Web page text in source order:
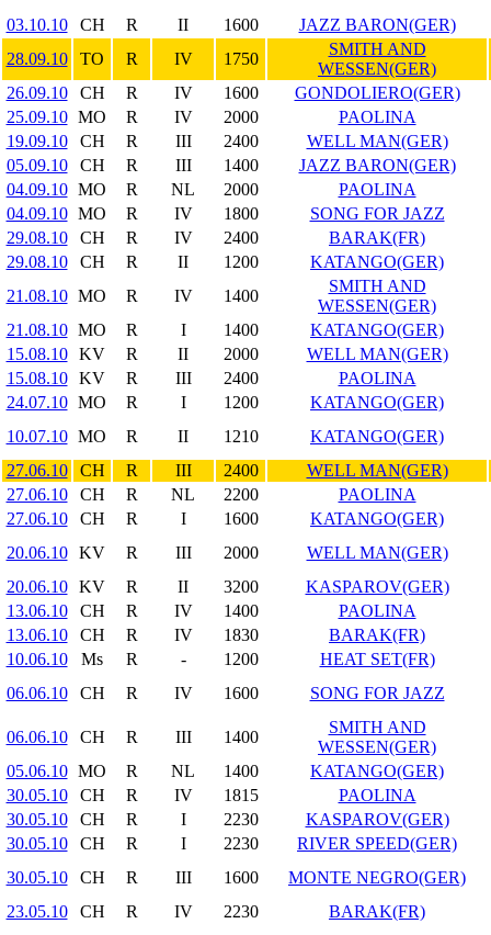
03.10.10
CH R II 1600
JAZZ BARON(GER)
28.09.10
TO R IV 1750
SMITH AND
WESSEN(GER)
26.09.10
CH R IV 1600
GONDOLIERO(GER)
25.09.10 MO R IV 2000
PAOLINA
19.09.10
CH R III 2400
WELL MAN(GER)
05.09.10
CH R III 1400
JAZZ BARON(GER)
04.09.10 MO R NL 2000
PAOLINA
04.09.10 MO R IV 1800
SONG FOR JAZZ
29.08.10
CH R IV 2400
BARAK(FR)
29.08.10
CH R II 1200
KATANGO(GER)
21.08.10 MO R IV 1400
SMITH AND
WESSEN(GER)
21.08.10 MO R I 1400
KATANGO(GER)
15.08.10
KV R II 2000
WELL MAN(GER)
15.08.10
KV R III 2400
PAOLINA
24.07.10 MO R I 1200
KATANGO(GER)
10.07.10 MO R II 1210
KATANGO(GER)
27.06.10
CH R III 2400
WELL MAN(GER)
27.06.10
CH R NL 2200
PAOLINA
27.06.10
CH R I 1600
KATANGO(GER)
20.06.10
KV R III 2000
WELL MAN(GER)
20.06.10
KV R II 3200
KASPAROV(GER)
13.06.10
CH R IV 1400
PAOLINA
13.06.10
CH R IV 1830
BARAK(FR)
10.06.10
Ms R - 1200
HEAT SET(FR)
06.06.10
CH R IV 1600 SONG FOR JAZZ
06.06.10 CH R III 1400
SMITH AND
WESSEN(GER)
05.06.10 MO R NL 1400
KATANGO(GER)
30.05.10
CH R IV 1815
PAOLINA
30.05.10
CH R I 2230
KASPAROV(GER)
30.05.10
CH R I 2230
RIVER SPEED(GER)
30.05.10
CH R III 1600
MONTE NEGRO(GER)
23.05.10
CH R IV 2230
BARAK(FR)